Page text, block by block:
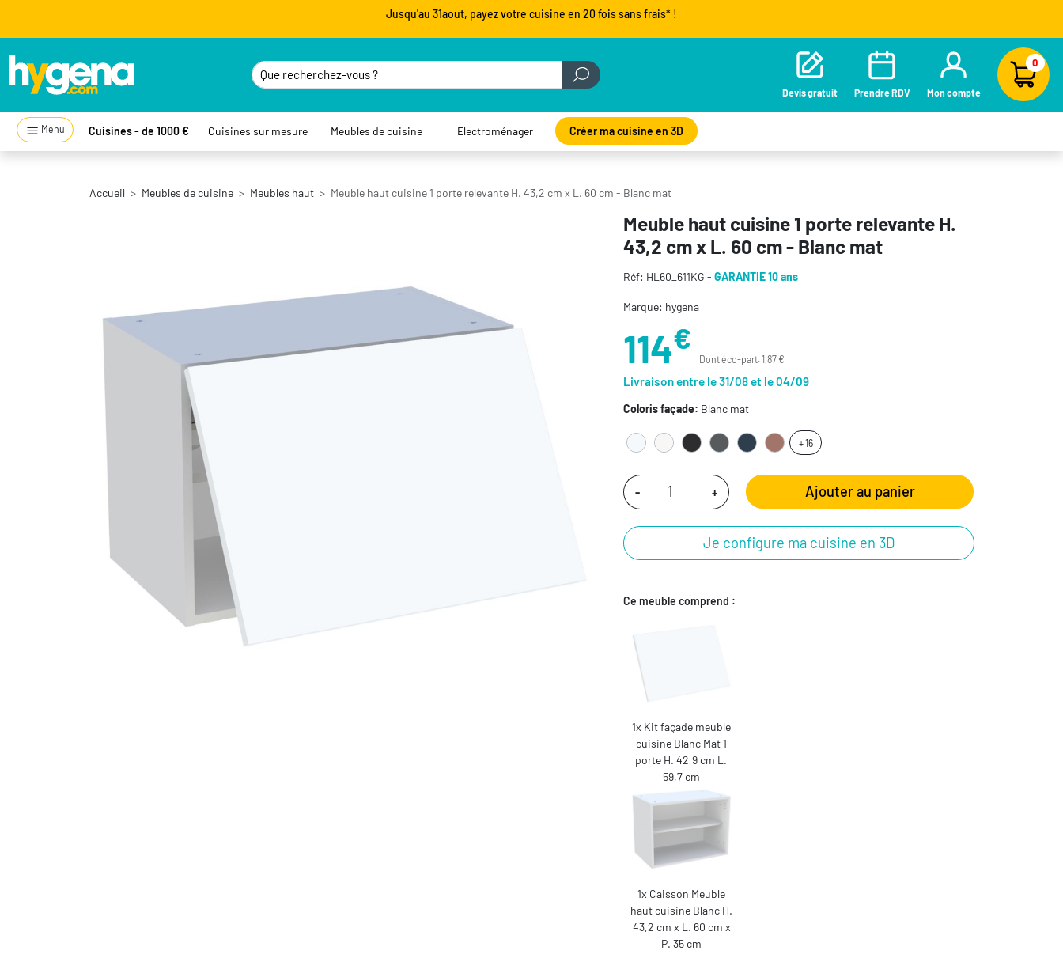
Jusqu'au 31aout, payez votre cuisine en 20 fois sans frais* !
Devis gratuit Prendre RDV Mon compte
0
Menu Cuisines - de 1000 € Cuisines sur mesure Meubles de cuisine Electroménager Créer ma cuisine en 3D
Accueil Meubles de cuisine Meubles haut Meuble haut cuisine 1 porte relevante H. 43,2 cm x L. 60 cm - Blanc mat
Meuble haut cuisine 1 porte relevante H.
43,2 cm x L. 60 cm - Blanc mat
Réf: HL60_611KG - GARANTIE 10 ans
Marque: hygena
114€
Dont éco-part. 1,87 €
Livraison entre le 31/08 et le 04/09
Coloris façade: Blanc mat
+ 16
- + Ajouter au panier
Je configure ma cuisine en 3D
Ce meuble comprend :
1x Kit façade meuble
cuisine Blanc Mat 1
porte H. 42,9 cm L.
59,7 cm
1x Caisson Meuble
haut cuisine Blanc H.
43,2 cm x L. 60 cm x
P. 35 cm